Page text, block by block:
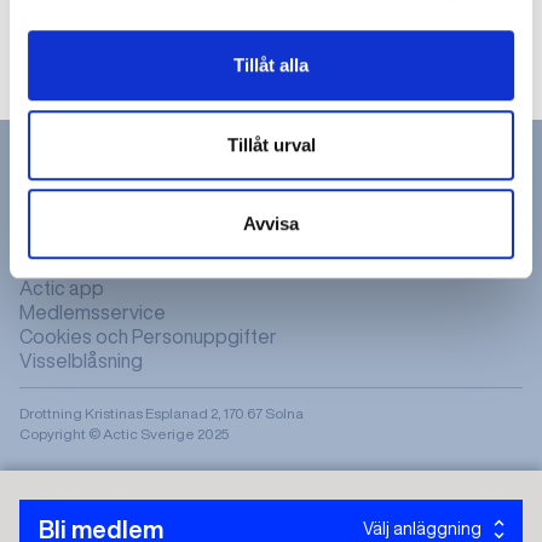
Tillåt alla
Tillåt urval
Avvisa
Bli medlem Välj anläggning
Hitta gym & bad
Actic app
Medlemsservice
Cookies och Personuppgifter
Visselblåsning
Drottning Kristinas Esplanad 2, 170 67 Solna
Copyright © Actic Sverige 2025